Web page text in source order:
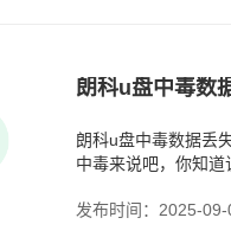
朗科u盘中毒数
朗科u盘中毒数据丢
中毒来说吧，你知
发布时间：2025-09-